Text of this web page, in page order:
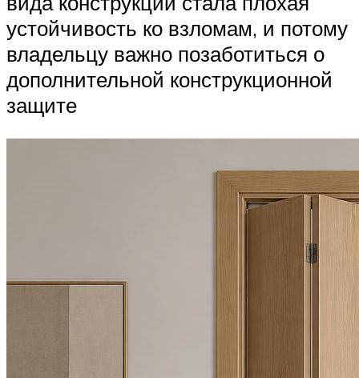
устойчивость ко взломам, и потому
владельцу важно позаботиться о
дополнительной конструкционной
защите